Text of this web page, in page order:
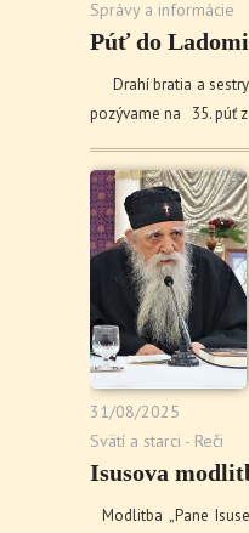
Správy a informácie
Púť do
Drahí bratia a sestry
pozývame na 35. púť
31/08/2025
Svätí a starci - Reči
Isusova
Modlitba „Pane